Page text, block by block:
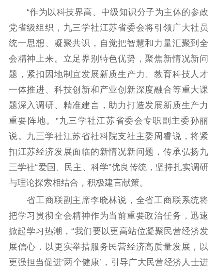
“作为以科技界高、中级知识分子为主体的参政
党省级组织，九三学社江苏省委会将引领广大社员
统一思想、凝聚共识，自觉把智慧和力量汇聚到全
会精神上来。立足界别特色优势，聚焦新情况新问
题，紧扣因地制宜发展新质生产力、教育科技人才
一体推进、科技创新和产业创新深度融合等重大课
题深入调研、精准建言，助力打造发展新质生产力
重要阵地。”九三学社江苏省委会专职副主委孙丽
说。九三学社江苏省社科院支社主委周睿说，将紧
扣江苏经济发展面临的新情况新问题，传承弘扬九
三学社“爱国、民主、科学”优良传统，坚持扎实调研
与理论探索相结合，积极建言献策。
省工商联副主席李晓林说，全省工商联系统将
把学习贯彻全会精神作为当前重要政治任务，迅速
掀起学习热潮，“我们要以更高站位凝聚民营经济发
展信心，以更实举措服务民营经济高质量发展，以
更强担当促进‘两个健康’，引导广大民营经济人士进